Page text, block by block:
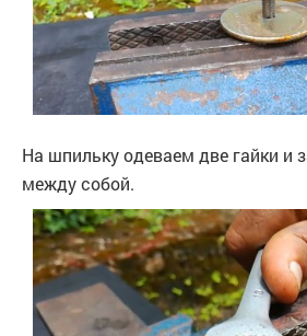
На шпильку одеваем две гайки и
между собой.